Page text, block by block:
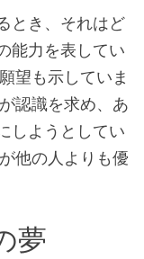
とき、それはど
能力を表してい
望も示していま
認識を求め、あ
しようとしてい
他の人よりも優
夢